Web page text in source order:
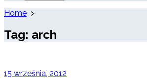
Home >
Tag: arch
15 września, 2012